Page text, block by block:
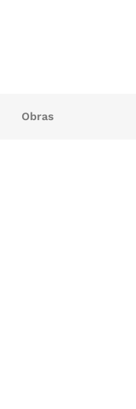
Obras